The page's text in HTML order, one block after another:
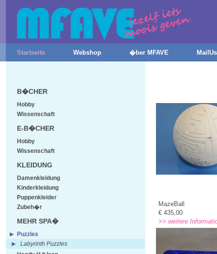
Startseite Webshop �ber MFAVE
MazeBall
€ 435,00
>> weitere
B�CHER
Hobby
Wissenschaft
E-B�CHER
Hobby
Wissenschaft
KLEIDUNG
Damenkleidung
Kinderkleidung
Puppenkleider
Zubeh�r
MEHR SPA�
Puzzles
Labyrinth Puzzles